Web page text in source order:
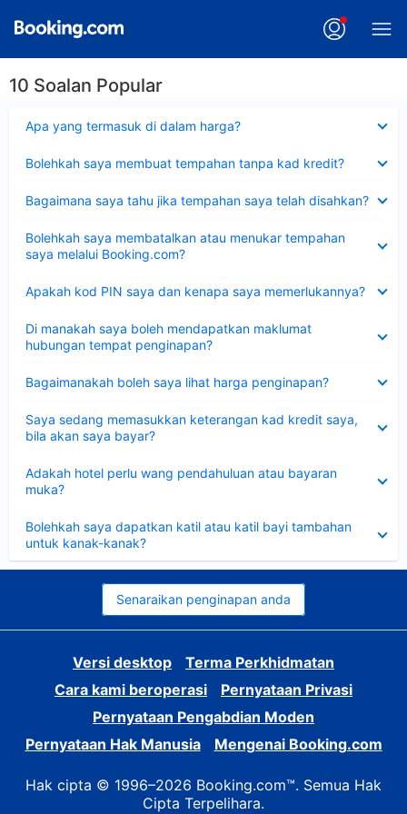
10 Soalan Popular
Apa yang termasuk di dalam harga?
Bolehkah saya membuat tempahan tanpa kad kredit?
Bagaimana saya tahu jika tempahan saya telah disahkan?
Bolehkah saya membatalkan atau menukar tempahan
saya melalui Booking.com?
Apakah kod PIN saya dan kenapa saya memerlukannya?
Di manakah saya boleh mendapatkan maklumat
hubungan tempat penginapan?
Bagaimanakah boleh saya lihat harga penginapan?
Saya sedang memasukkan keterangan kad kredit saya,
bila akan saya bayar?
Adakah hotel perlu wang pendahuluan atau bayaran
muka?
Bolehkah saya dapatkan katil atau katil bayi tambahan
untuk kanak-kanak?
Senaraikan penginapan anda
Versi desktop
Terma Perkhidmatan
Cara kami beroperasi
Pernyataan Privasi
Pernyataan Pengabdian Moden
Pernyataan Hak Manusia
Mengenai Booking.com
Hak cipta © 1996–2026 Booking.com™. Semua Hak
Cipta Terpelihara.